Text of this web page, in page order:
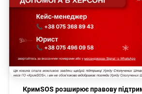
КримSOS розширює правову